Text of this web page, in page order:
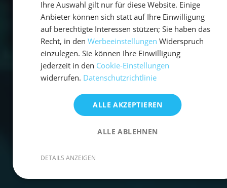
Ihre Auswahl gilt nur für diese Website. Einige
Anbieter können sich statt auf Ihre Einwilligung
auf berechtigte Interessen stützen; Sie haben das
Recht, in den Werbeeinstellungen Widerspruch
einzulegen. Sie können Ihre Einwilligung
jederzeit in den Cookie-Einstellungen
widerrufen. Datenschutzrichtlinie
ALLE AKZEPTIEREN
ALLE ABLEHNEN
DETAILS ANZEIGEN